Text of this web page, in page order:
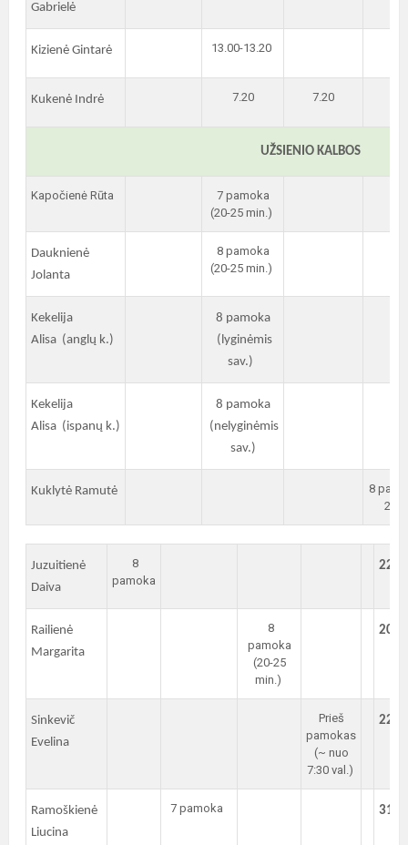
Gabrielė
Kizienė Gintarė 13.00-13.20
Kukenė Indrė 7.20 7.20
UŽSIENIO KALBOS
Kapočienė Rūta
7 pamoka
(20-25 min.)
Dauknienė
Jolanta
8 pamoka
(20-25 min.)
Kekelija
Alisa (anglų k.)
8 pamoka
(lyginėmis
sav.)
Kekelija
Alisa (ispanų k.)
8 pamoka
(nelyginėmis
sav.)
Kuklytė Ramutė
8
25
Juzuitienė
Daiva
8
pamoka
221
Railienė
Margarita
8
pamoka
(20-25
min.)
205
Sinkevič
Evelina
Prieš
pamokas
(~ nuo
7:30 val.)
221
Ramoškienė
Liucina
7 pamoka 312